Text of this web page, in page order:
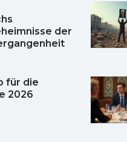
der
für die
2026